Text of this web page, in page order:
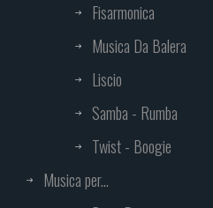
Fisarmonica
Musica Da Balera
Liscio
Samba - Rumba
Twist - Boogie
Musica per...